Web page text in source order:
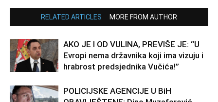
RELATED ARTICLES MORE FROM AUTHOR
AKO JE I OD VULINA, PREVIŠE JE: “U
Evropi nema državnika koji ima vizuju i
hrabrost predsjednika Vučića!”
POLICIJSKE AGENCIJE U BiH